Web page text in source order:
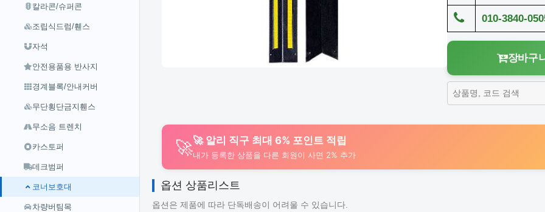
칼라콘/슈퍼콘
조립식드럼/휀스
자석
안전용품용 반사지
경계블록/안내커버
무단횡단금지휀스
무소음 트렌치
카스토퍼
데크범퍼
코너보호대
차량버팀목
010-3840-
장바구
🚀🚀 알리 직구 최대 6% 포인트 적립
내가 등록한 상품을 다른 회원이 사면 2% 추가
옵션 상품리스트
옵션은 제품에 따라 단독배송이 어려울 수 있습니다.